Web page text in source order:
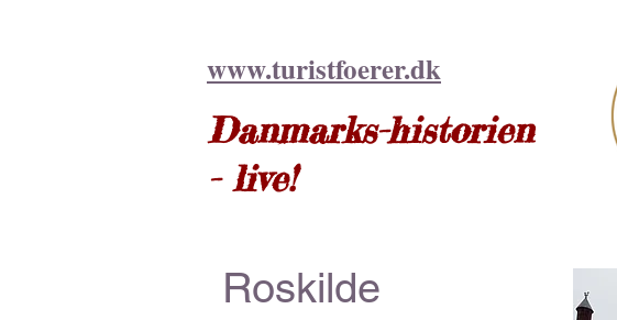
www.turistfoerer.dk
Danmarks-historien
- live!
Roskilde